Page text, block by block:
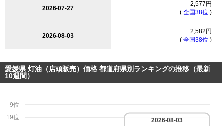
2026-07-27
2,577円
( 全国38位 )
2026-08-03
2,582円
( 全国38位 )
愛媛県 灯油（店頭販売）価格 都道府県別ランキングの推移（最新
10週間）
19位
9位
2026-08-03